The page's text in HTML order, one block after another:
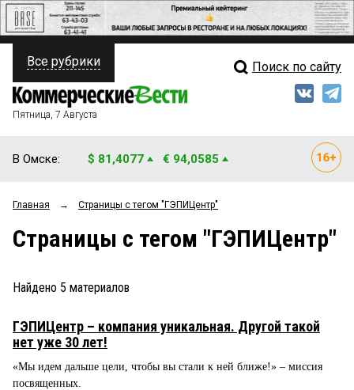
ПОЛИТИКА
ФИНАНСЫ
ОБЩЕСТВО
ЗАКОН
НОВОСТИ КОМПАНИЙ
СТИЛЬ ЖИЗНИ
Свежий выпуск
Мнения
Рейтинги
Все рубрики Поиск по сайту
Пятница, 7 Августа
В Омске: $ 81,4077 € 94,0585
Главная → Страницы c тегом "ГЭПИЦентр"
Страницы c тегом "ГЭПИЦентр"
Найдено 5 материалов
ГЭПИЦентр – компания уникальная. Другой такой
нет уже 30 лет!
«Мы идем дальше цели, чтобы вы стали к ней ближе!» – миссия
посвященных.